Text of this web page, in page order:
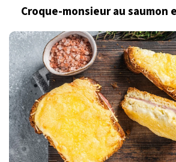
Croque-monsieur au saumon